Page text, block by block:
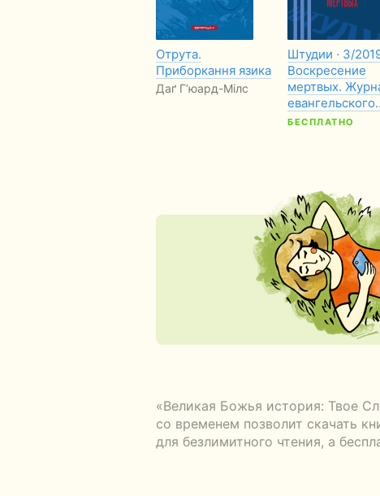
Отрута.
Приборкання язика
Даґ Г’юард-Мілс
Штудии · 3/
Воскресение
мертвых.
БЕСПЛАТНО
«Великая Божья история: Твое
со временем позволит скачать
для безлимитного чтения, а